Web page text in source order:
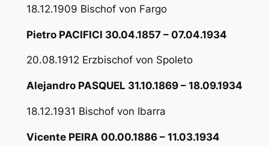
18.12.1909 Bischof von Fargo
Pietro PACIFICI 30.04.1857 – 07.04.1934
20.08.1912 Erzbischof von Spoleto
Alejandro PASQUEL 31.10.1869 – 18.09.1934
18.12.1931 Bischof von Ibarra
Vicente PEIRA 00.00.1886 – 11.03.1934